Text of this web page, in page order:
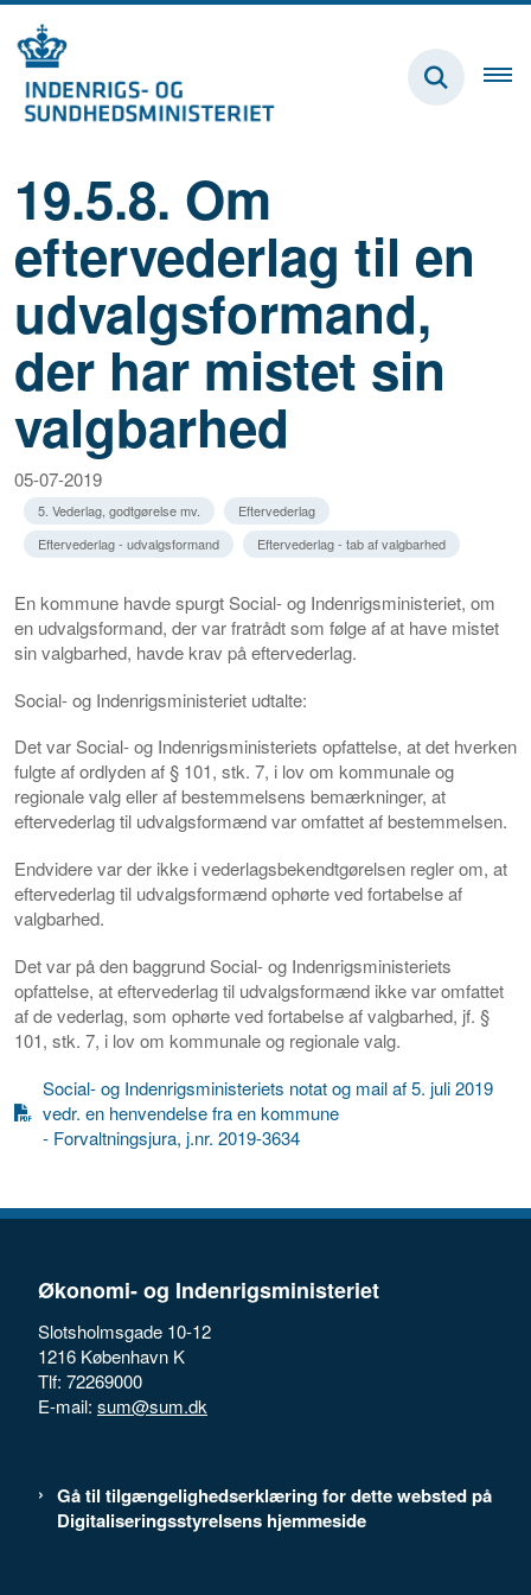
19.5.8. Om
eftervederlag til en
udvalgsformand,
der har mistet sin
valgbarhed
05-07-2019
5. Vederlag, godtgørelse mv.
Eftervederlag
Eftervederlag - udvalgsformand
Eftervederlag - tab af valgbarhed
En kommune havde spurgt Social- og Indenrigsministeriet, om
en udvalgsformand, der var fratrådt som følge af at have mistet
sin valgbarhed, havde krav på eftervederlag.
Social- og Indenrigsministeriet udtalte:
Det var Social- og Indenrigsministeriets opfattelse, at det hverken
fulgte af ordlyden af § 101, stk. 7, i lov om kommunale og
regionale valg eller af bestemmelsens bemærkninger, at
eftervederlag til udvalgsformænd var omfattet af bestemmelsen.
Endvidere var der ikke i vederlagsbekendtgørelsen regler om, at
eftervederlag til udvalgsformænd ophørte ved fortabelse af
valgbarhed.
Det var på den baggrund Social- og Indenrigsministeriets
opfattelse, at eftervederlag til udvalgsformænd ikke var omfattet
af de vederlag, som ophørte ved fortabelse af valgbarhed, jf. §
101, stk. 7, i lov om kommunale og regionale valg.
Social- og Indenrigsministeriets notat og mail af 5. juli 2019
vedr. en henvendelse fra en kommune
- Forvaltningsjura, j.nr. 2019-3634
Økonomi- og Indenrigsministeriet
Slotsholmsgade 10-12
1216 København K
Tlf: 72269000
E-mail: sum@sum.dk
Gå til tilgængelighedserklæring for dette websted på
Digitaliseringsstyrelsens hjemmeside